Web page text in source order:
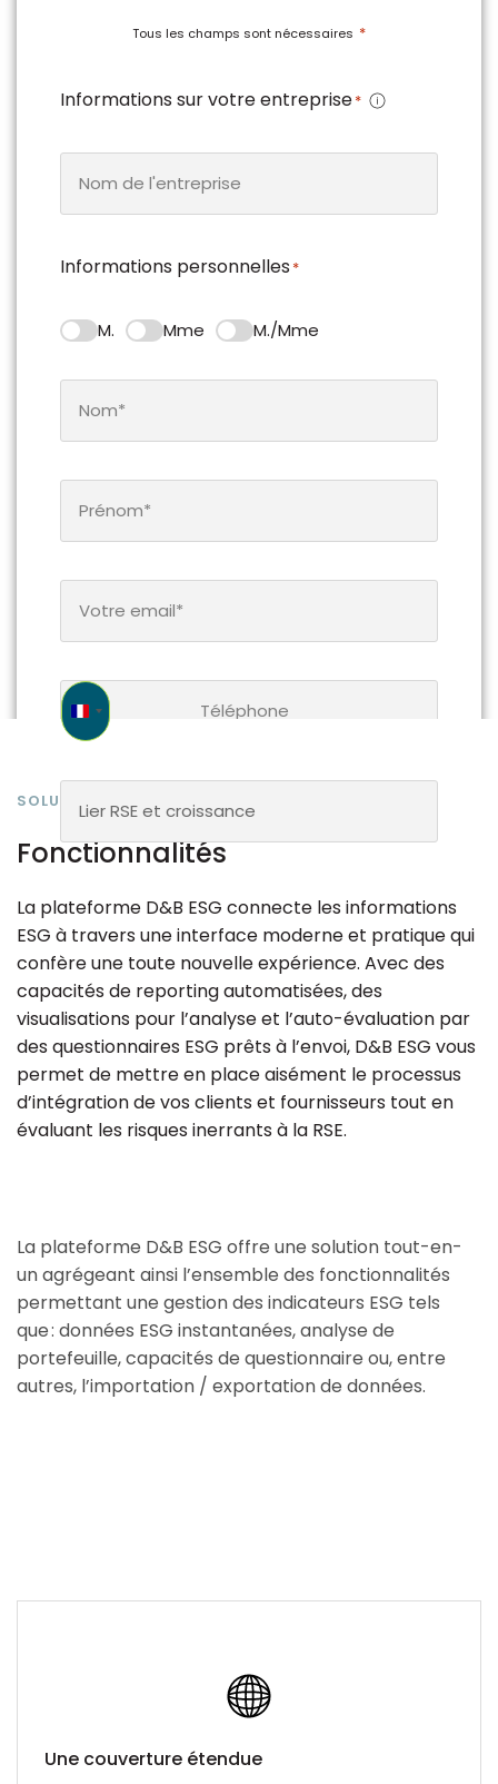
Tous les champs sont nécessaires *
Informations sur votre entreprise*
Informations personnelles *
M. Mme M./Mme
France +33
Lier RSE et croissance
Je m’oppose à ce que ALTARES – DB m’envoie
des communications relatives aux livres
blancs ainsi qu’aux études, produits et
services d’ALTARES – D&B
SOLUTION RSE D&B ESG
Fonctionnalités
La plateforme D&B ESG connecte les informations
ESG à travers une interface moderne et pratique qui
confère une toute nouvelle expérience. Avec des
capacités de reporting automatisées, des
visualisations pour l’analyse et l’auto-évaluation par
des questionnaires ESG prêts à l’envoi, D&B ESG vous
permet de mettre en place aisément le processus
d’intégration de vos clients et fournisseurs tout en
évaluant les risques inerrants à la RSE.
La plateforme D&B ESG offre une solution tout-en-
un agrégeant ainsi l’ensemble des fonctionnalités
permettant une gestion des indicateurs ESG tels
que : données ESG instantanées, analyse de
portefeuille, capacités de questionnaire ou, entre
autres, l’importation / exportation de données.
Une couverture étendue